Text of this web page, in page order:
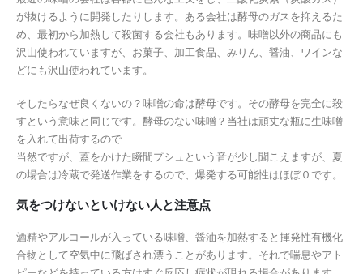
が抜けるように開発したりします。ある会社は酵母のガスを抑えるた
め、最初から加熱して殺菌する会社もあります。味噌以外の商品にも
沢山使われていますが、お菓子、加工食品、みりん、醤油、ワインな
どにも沢山使われています。
そしたらなぜ良くないの？味噌の命は酵母です。その酵母を完全に殺
すという意味と同じです。酵母のない味噌？当社は頑丈な瓶に生味噌
を入れて出荷するので
当然ですが、蓋をかけた瞬間プシュという音が少し聞こえますが、夏
の場合は冷蔵で発送作業をするので、爆発する可能性はほぼ０です。
気をつけないといけない人と注意点
酒精やアルコールが入っている味噌、醤油を加熱すると揮発性有機化
合物として空気中に飛ばされ漂うことがあります。それで喘息やアト